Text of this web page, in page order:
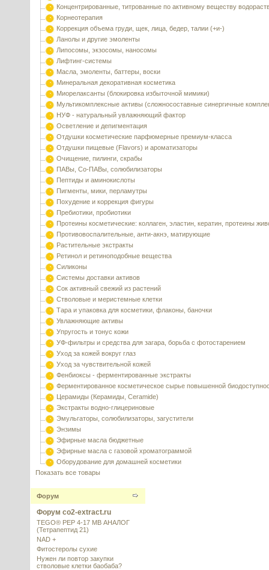
Концентрированные, титрованные по активному веществу
Корнеотерапия
Коррекция объема груди, щек, лица, бедер, талии (+и-)
Ланолы и другие эмоленты
Липосомы, экзосомы, наносомы
Лифтинг-системы
Масла, эмоленты, баттеры, воски
Минеральная декоративная косметика
Миорелаксанты (блокировка избыточной мимики)
Мультикомплексные активы (сложносоставные синергичные
НУФ - натуральный увлажняющий фактор
Осветление и депигментация
Отдушки косметические парфюмерные премиум-класса
Отдушки пищевые (Flavors) и ароматизаторы
Очищение, пилинги, скрабы
ПАВы, Со-ПАВы, солюбилизаторы
Пептиды и аминокислоты
Пигменты, мики, перламутры
Похудение и коррекция фигуры
Пребиотики, пробиотики
Протеины косметические: коллаген, эластин, кератин, протеины
Противовоспалительные, анти-акнэ, матирующие
Растительные экстракты
Ретинол и ретиноподобные вещества
Силиконы
Системы доставки активов
Сок активный свежий из растений
Стволовые и меристемные клетки
Тара и упаковка для косметики, флаконы, баночки
Увлажняющие активы
Упругость и тонус кожи
УФ-фильтры и средства для загара, борьба с фотостарением
Уход за кожей вокруг глаз
Уход за чувствительной кожей
Фенбиоксы - ферментированные экстракты
Ферментированное косметическое сырье повышенной
Церамиды (Керамиды, Ceramide)
Экстракты водно-глицериновые
Эмульгаторы, солюбилизаторы, загустители
Энзимы
Эфирные масла бюджетные
Эфирные масла с газовой хроматограммой
Оборудование для домашней косметики
Показать все товары
Форум
Форум co2-extract.ru
TEGO® PEP 4-17 MB АНАЛОГ
(Тетрапептид 21)
NAD +
Фитостеролы сухие
Нужен ли повтор закупки
стволовые клетки баобаба?